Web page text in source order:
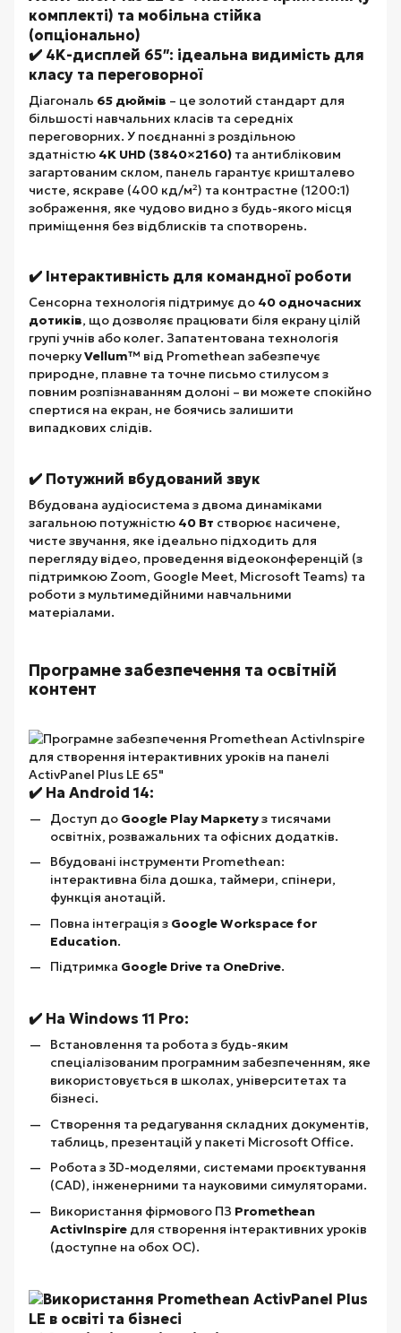
✔️ 4K-дисплей 65″: ідеальна видимість для
класу та переговорної
Діагональ 65 дюймів – це золотий стандарт для
більшості навчальних класів та середніх
переговорних. У поєднанні з роздільною
здатністю 4K UHD (3840×2160) та антибліковим
загартованим склом, панель гарантує кришталево
чисте, яскраве (400 кд/м²) та контрастне (1200:1)
зображення, яке чудово видно з будь-якого місця
приміщення без відблисків та спотворень.
✔️ Інтерактивність для командної роботи
Сенсорна технологія підтримує до 40 одночасних
дотиків, що дозволяє працювати біля екрану цілій
групі учнів або колег. Запатентована технологія
почеркуVellum™ від Promethean забезпечує
природне, плавне та точне письмо стилусом з
повним розпізнаванням долоні – ви можете спокійно
спертися на екран, не боячись залишити
випадкових слідів.
✔️ Потужний вбудований звук
Вбудована аудіосистема з двома динаміками
загальною потужністю 40 Вт створює насичене,
чисте звучання, яке ідеально підходить для
перегляду відео, проведення відеоконференцій (з
підтримкою Zoom, Google Meet, Microsoft Teams) та
роботи з мультимедійними навчальними
матеріалами.
Програмне забезпечення та освітній
контент
✔️ На Android 14:
Доступ до Google Play Маркетуз тисячами
освітніх, розважальних та офісних додатків.
Вбудовані інструменти Promethean:
інтерактивна біла дошка, таймери, спінери,
функція анотацій.
Повна інтеграція з Google Workspace for
Education.
Підтримка Google Drive та OneDrive.
✔️ На Windows 11 Pro:
Встановлення та робота з будь-яким
спеціалізованим програмним забезпеченням, яке
використовується в школах, університетах та
бізнесі.
Створення та редагування складних документів,
таблиць, презентацій у пакеті Microsoft Office.
Робота з 3D-моделями, системами проєктування
(CAD), інженерними та науковими симуляторами.
Використання фірмового ПЗ Promethean
ActivInspire для створення інтерактивних уроків
(доступне на обох ОС).